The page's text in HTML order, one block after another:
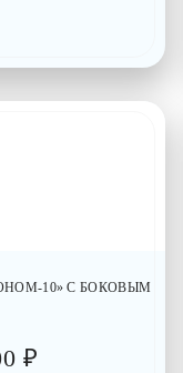
10» С БОКОВЫМ
₽